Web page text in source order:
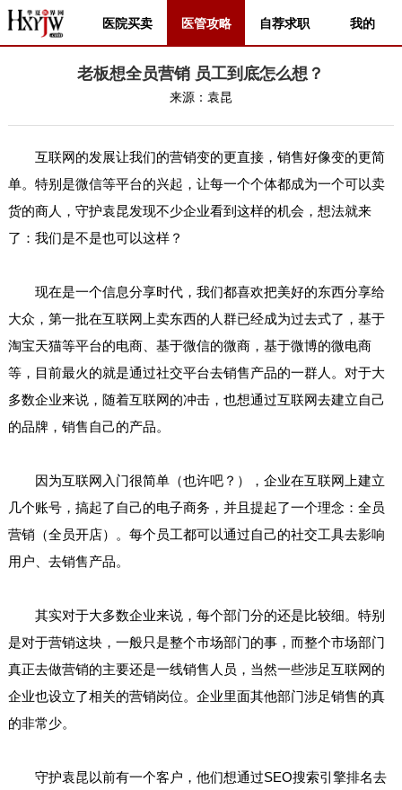
医院买卖 医管攻略 自荐求职 我的
老板想全员营销 员工到底怎么想？
来源： 袁昆
互联网的发展让我们的营销变的更直接，销售好像变的更简
单。特别是微信等平台的兴起，让每一个个体都成为一个可以卖
货的商人，守护袁昆发现不少企业看到这样的机会，想法就来
了：我们是不是也可以这样？
现在是一个信息分享时代，我们都喜欢把美好的东西分享给
大众，第一批在互联网上卖东西的人群已经成为过去式了，基于
淘宝天猫等平台的电商、基于微信的微商，基于微博的微电商
等，目前最火的就是通过社交平台去销售产品的一群人。对于大
多数企业来说，随着互联网的冲击，也想通过互联网去建立自己
的品牌，销售自己的产品。
因为互联网入门很简单（也许吧？），企业在互联网上建立
几个账号，搞起了自己的电子商务，并且提起了一个理念：全员
营销（全员开店）。每个员工都可以通过自己的社交工具去影响
用户、去销售产品。
其实对于大多数企业来说，每个部门分的还是比较细。特别
是对于营销这块，一般只是整个市场部门的事，而整个市场部门
真正去做营销的主要还是一线销售人员，当然一些涉足互联网的
企业也设立了相关的营销岗位。企业里面其他部门涉足销售的真
的非常少。
守护袁昆以前有一个客户，他们想通过SEO搜索引擎排名去